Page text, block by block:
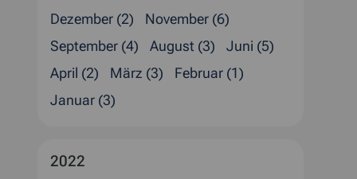
Dezember (2)
November (6)
September (4)
August (3)
Juni (5)
April (2)
März (3)
Februar (1)
Januar (3)
2022